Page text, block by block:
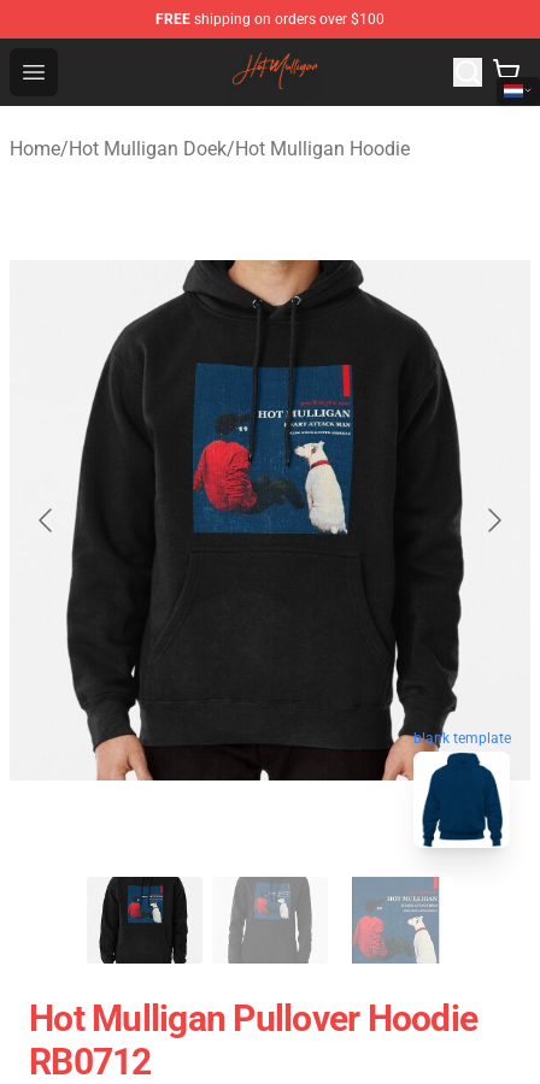
FREE shipping on orders over $100
Open menu
Hot Mulligan Shop - Official Hot Mulligan Merchandise
Home/Hot Mulligan Doek/Hot Mulligan Hoodie
blank template
Hot Mulligan Pullover Hoodie
RB0712